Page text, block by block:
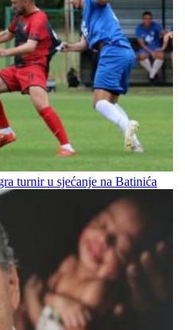
turnir u sjećanje na Batinića